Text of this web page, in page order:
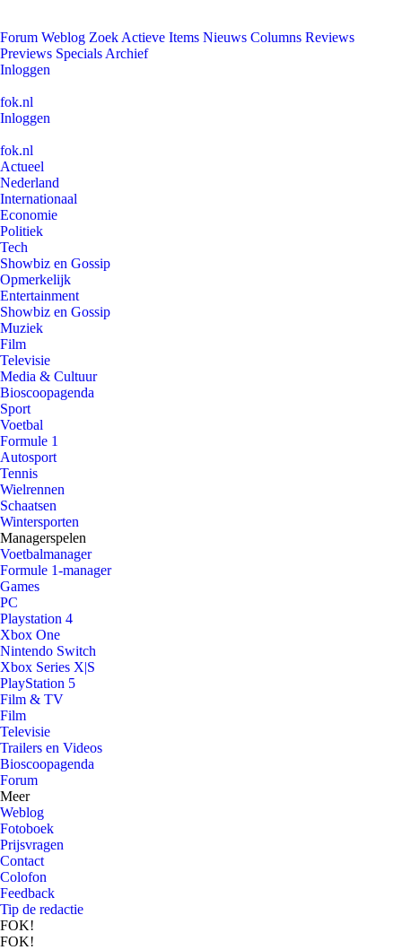
Forum Weblog Zoek Actieve Items Nieuws Columns Reviews
Previews Specials Archief
Inloggen
fok.nl
Inloggen
fok.nl
Actueel
Nederland
Internationaal
Economie
Politiek
Tech
Showbiz en Gossip
Opmerkelijk
Entertainment
Showbiz en Gossip
Muziek
Film
Televisie
Media & Cultuur
Bioscoopagenda
Sport
Voetbal
Formule 1
Autosport
Tennis
Wielrennen
Schaatsen
Wintersporten
Managerspelen
Voetbalmanager
Formule 1-manager
Games
PC
Playstation 4
Xbox One
Nintendo Switch
Xbox Series X|S
PlayStation 5
Film & TV
Film
Televisie
Trailers en Videos
Bioscoopagenda
Forum
Meer
Weblog
Fotoboek
Prijsvragen
Contact
Colofon
Feedback
Tip de redactie
FOK!
FOK!